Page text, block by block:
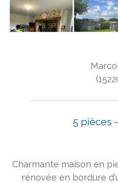
5 pièces
Charmante maison en
rénovée en bordure
Référence
COUPS